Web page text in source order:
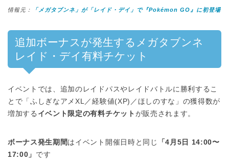
情報元： 「メガタブンネ」が「レイド・デイ」で『Pokémon GO』に初登場
追加ボーナスが発生するメガタブンネ
レイド・デイ有料チケット
イベントでは、追加のレイドパスやレイドバトルに勝利するこ
とで「ふしぎなアメXL／経験値(XP)／ほしのすな」の獲得数が
増加する イベント限定の有料チケット が販売されます。
ボーナス発生期間 はイベント開催日時と同じ
「4月5日 14:00〜
17:00」 です